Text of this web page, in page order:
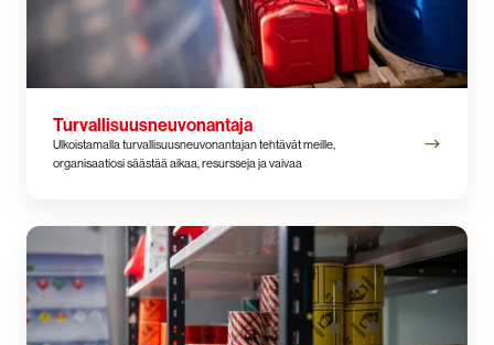
Turvallisuusneuvonantaja
Ulkoistamalla turvallisuusneuvonantajan tehtävät meille,
organisaatiosi säästää aikaa, resursseja ja vaivaa
Varoituslipukkeet